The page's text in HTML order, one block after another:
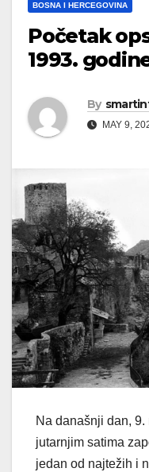
BOSNA I HERCEGOVINA
Početak
1993.
By
MAY 9,
Na današnji dan,
jutarnjim satima
jedan od najtežih i